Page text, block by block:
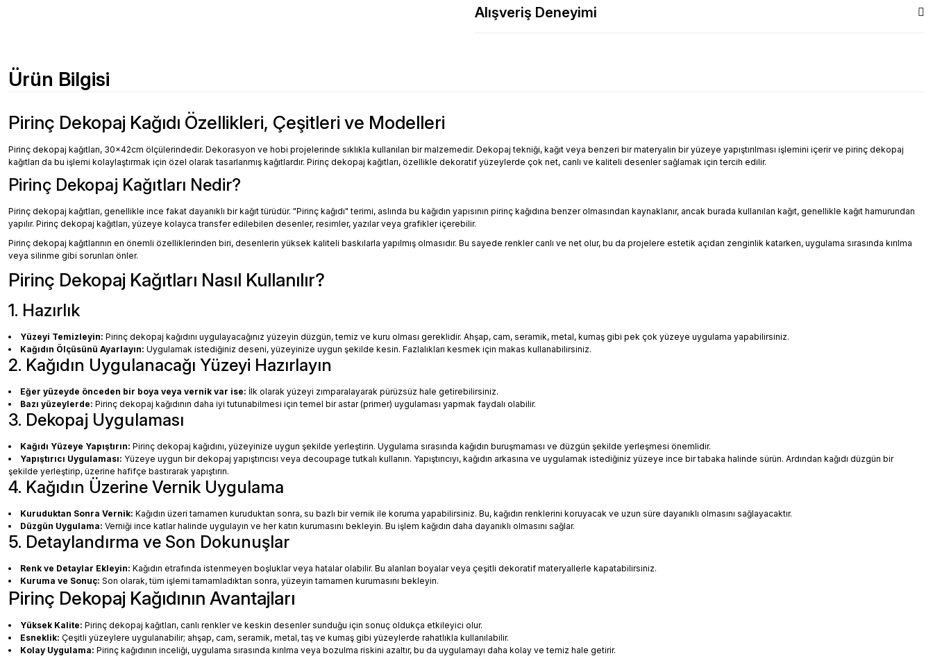
Alışveriş Deneyimi
Ürün Bilgisi
Pirinç Dekopaj Kağıdı Özellikleri, Çeşitleri ve Modelleri
Pirinç dekopaj kağıtları, 30x42cm ölçülerindedir. Dekorasyon ve hobi projelerinde sıklıkla kullanılan bir malzemedir. Dekopaj tekniği, kağıt veya benzeri bir materyalin bir yüzeye yapıştırılması işlemini içerir ve pirinç dekopaj
kağıtları da bu işlemi kolaylaştırmak için özel olarak tasarlanmış kağıtlardır. Pirinç dekopaj kağıtları, özellikle dekoratif yüzeylerde çok net, canlı ve kaliteli desenler sağlamak için tercih edilir.
Pirinç Dekopaj Kağıtları Nedir?
Pirinç dekopaj kağıtları, genellikle ince fakat dayanıklı bir kağıt türüdür. "Pirinç kağıdı" terimi, aslında bu kağıdın yapısının pirinç kağıdına benzer olmasından kaynaklanır, ancak burada kullanılan kağıt, genellikle kağıt hamurundan
yapılır. Pirinç dekopaj kağıtları, yüzeye kolayca transfer edilebilen desenler, resimler, yazılar veya grafikler içerebilir.
Pirinç dekopaj kağıtlarının en önemli özelliklerinden biri, desenlerin yüksek kaliteli baskılarla yapılmış olmasıdır. Bu sayede renkler canlı ve net olur, bu da projelere estetik açıdan zenginlik katarken, uygulama sırasında kırılma
veya silinme gibi sorunları önler.
Pirinç Dekopaj Kağıtları Nasıl Kullanılır?
1. Hazırlık
Yüzeyi Temizleyin: Pirinç dekopaj kağıdını uygulayacağınız yüzeyin düzgün, temiz ve kuru olması gereklidir. Ahşap, cam, seramik, metal, kumaş gibi pek çok yüzeye uygulama yapabilirsiniz.
Kağıdın Ölçüsünü Ayarlayın: Uygulamak istediğiniz deseni, yüzeyinize uygun şekilde kesin. Fazlalıkları kesmek için makas kullanabilirsiniz.
2. Kağıdın Uygulanacağı Yüzeyi Hazırlayın
Eğer yüzeyde önceden bir boya veya vernik var ise: İlk olarak yüzeyi zımparalayarak pürüzsüz hale getirebilirsiniz.
Bazı yüzeylerde: Pirinç dekopaj kağıdının daha iyi tutunabilmesi için temel bir astar (primer) uygulaması yapmak faydalı olabilir.
3. Dekopaj Uygulaması
Kağıdı Yüzeye Yapıştırın: Pirinç dekopaj kağıdını, yüzeyinize uygun şekilde yerleştirin. Uygulama sırasında kağıdın buruşmaması ve düzgün şekilde yerleşmesi önemlidir.
Yapıştırıcı Uygulaması: Yüzeye uygun bir dekopaj yapıştırıcısı veya decoupage tutkalı kullanın. Yapıştırıcıyı, kağıdın arkasına ve uygulamak istediğiniz yüzeye ince bir tabaka halinde sürün. Ardından kağıdı düzgün bir
şekilde yerleştirip, üzerine hafifçe bastırarak yapıştırın.
4. Kağıdın Üzerine Vernik Uygulama
Kuruduktan Sonra Vernik: Kağıdın üzeri tamamen kuruduktan sonra, su bazlı bir vernik ile koruma yapabilirsiniz. Bu, kağıdın renklerini koruyacak ve uzun süre dayanıklı olmasını sağlayacaktır.
Düzgün Uygulama: Verniği ince katlar halinde uygulayın ve her katın kurumasını bekleyin. Bu işlem kağıdın daha dayanıklı olmasını sağlar.
5. Detaylandırma ve Son Dokunuşlar
Renk ve Detaylar Ekleyin: Kağıdın etrafında istenmeyen boşluklar veya hatalar olabilir. Bu alanları boyalar veya çeşitli dekoratif materyallerle kapatabilirsiniz.
Kuruma ve Sonuç: Son olarak, tüm işlemi tamamladıktan sonra, yüzeyin tamamen kurumasını bekleyin.
Pirinç Dekopaj Kağıdının Avantajları
Yüksek Kalite: Pirinç dekopaj kağıtları, canlı renkler ve keskin desenler sunduğu için sonuç oldukça etkileyici olur.
Esneklik: Çeşitli yüzeylere uygulanabilir; ahşap, cam, seramik, metal, taş ve kumaş gibi yüzeylerde rahatlıkla kullanılabilir.
Kolay Uygulama: Pirinç kağıdının inceliği, uygulama sırasında kırılma veya bozulma riskini azaltır, bu da uygulamayı daha kolay ve temiz hale getirir.